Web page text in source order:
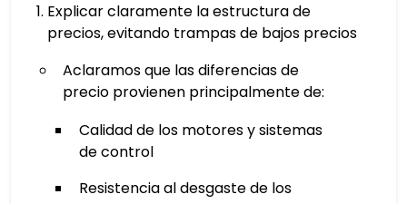
Explicar claramente la estructura de
precios, evitando trampas de bajos precios
Aclaramos que las diferencias de
precio provienen principalmente de:
Calidad de los motores y sistemas
de control
Resistencia al desgaste de los